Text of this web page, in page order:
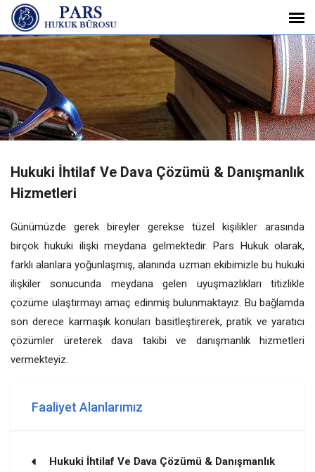
Hukuki İhtilaf Ve Dava Çözümü & Danışmanlık
Hizmetleri
Günümüzde gerek bireyler gerekse tüzel kişilikler arasında
birçok hukuki ilişki meydana gelmektedir. Pars Hukuk olarak,
farklı alanlara yoğunlaşmış, alanında uzman ekibimizle bu hukuki
ilişkiler sonucunda meydana gelen uyuşmazlıkları titizlikle
çözüme ulaştırmayı amaç edinmiş bulunmaktayız. Bu bağlamda
son derece karmaşık konuları basitleştirerek, pratik ve yaratıcı
çözümler üreterek dava takibi ve danışmanlık hizmetleri
vermekteyiz.
Faaliyet Alanlarımız
Hukuki İhtilaf Ve Dava Çözümü & Danışmanlık